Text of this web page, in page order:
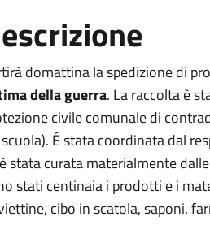
domattina la spedizione di
della guerra. La raccolta è
civile comunale di
É stata coordinata dal
stata curata materialmente
stati centinaia i prodotti e i
cibo in scatola, saponi,